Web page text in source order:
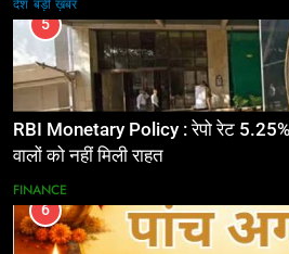
देश बड़ी ख़बर
5
RBI Monetary Policy : रेपो रेट 5.25%
वालों को नहीं मिली राहत
FINANCE
6